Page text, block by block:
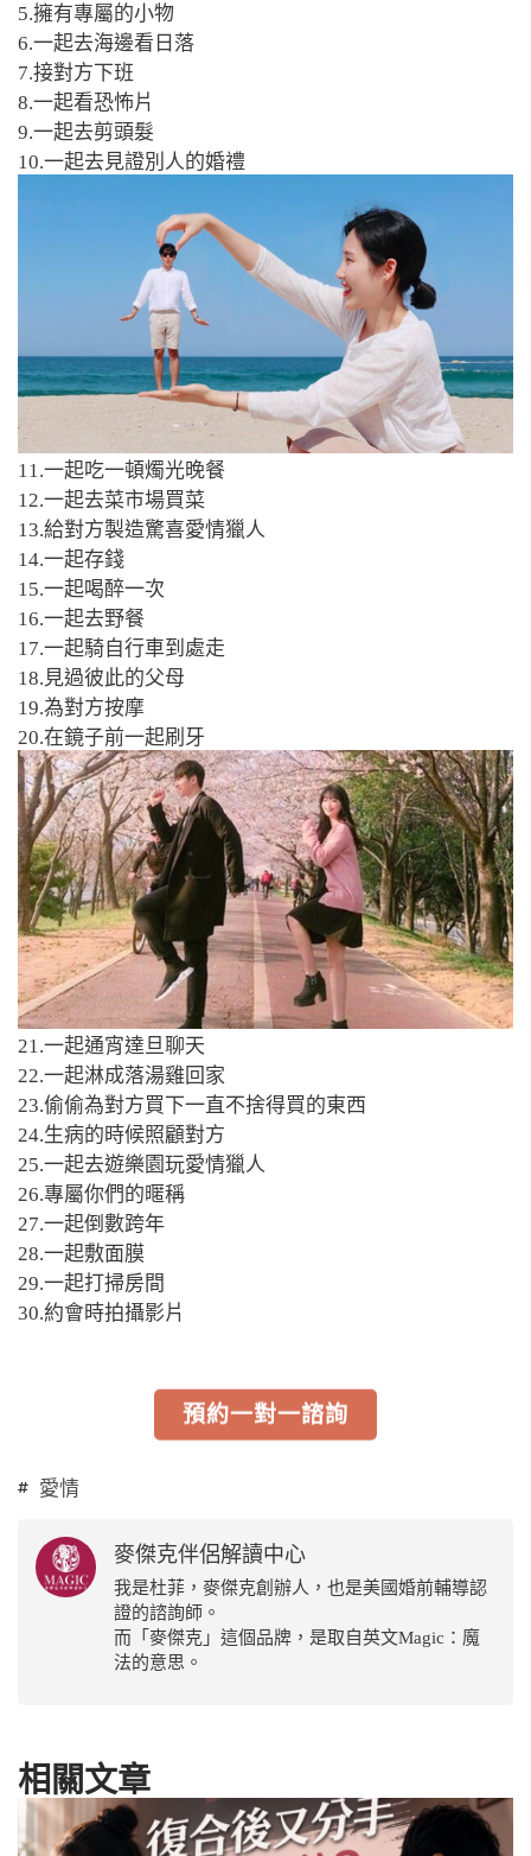
5.擁有專屬的小物
6.一起去海邊看日落
7.接對方下班
8.一起看恐怖片
9.一起去剪頭髮
10.一起去見證別人的婚禮
11.一起吃一頓燭光晚餐
12.一起去菜市場買菜
13.給對方製造驚喜愛情獵人
14.一起存錢
15.一起喝醉一次
16.一起去野餐
17.一起騎自行車到處走
18.見過彼此的父母
19.為對方按摩
20.在鏡子前一起刷牙
21.一起通宵達旦聊天
22.一起淋成落湯雞回家
23.偷偷為對方買下一直不捨得買的東西
24.生病的時候照顧對方
25.一起去遊樂園玩愛情獵人
26.專屬你們的暱稱
27.一起倒數跨年
28.一起敷面膜
29.一起打掃房間
30.約會時拍攝影片
預約一對一諮詢
愛情
麥傑克伴侶解讀中心
我是杜菲，麥傑克創辦人，也是美國婚前輔導認
證的諮詢師。
而「麥傑克」這個品牌，是取自英文Magic：魔
法的意思。
相關文章